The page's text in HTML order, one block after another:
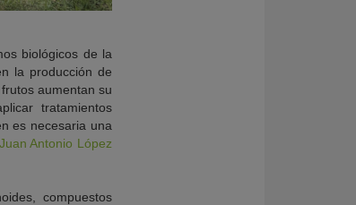
biológicos de la
la producción de
aumentan su
tratamientos
es necesaria una
Juan Antonio López
compuestos